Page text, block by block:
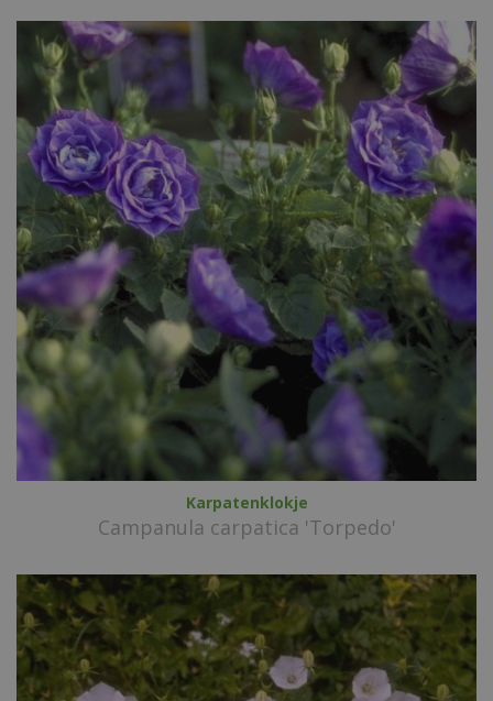
Karpatenklokje
Campanula carpatica 'Torpedo'